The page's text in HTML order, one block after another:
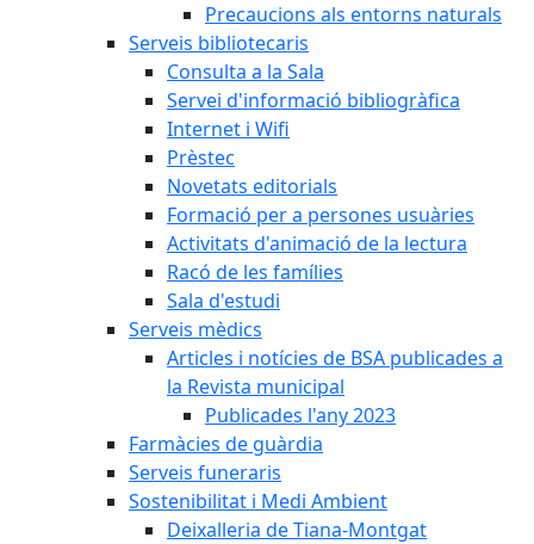
Precaucions als entorns naturals
Serveis bibliotecaris
Consulta a la Sala
Servei d'informació bibliogràfica
Internet i Wifi
Prèstec
Novetats editorials
Formació per a persones usuàries
Activitats d'animació de la lectura
Racó de les famílies
Sala d'estudi
Serveis mèdics
Articles i notícies de BSA publicades a
la Revista municipal
Publicades l'any 2023
Farmàcies de guàrdia
Serveis funeraris
Sostenibilitat i Medi Ambient
Deixalleria de Tiana-Montgat